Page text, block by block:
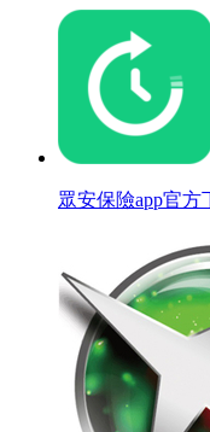
眾安保險app官方